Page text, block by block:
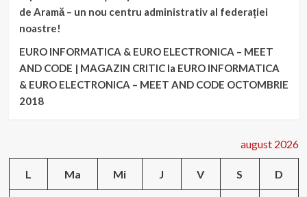
de Aramă – un nou centru administrativ al federației
noastre!
EURO INFORMATICA & EURO ELECTRONICA – MEET
AND CODE | MAGAZIN CRITICla EURO INFORMATICA
& EURO ELECTRONICA – MEET AND CODE OCTOMBRIE
2018
august 2026
L Ma Mi J V S D